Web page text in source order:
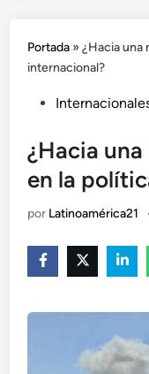
Portada »¿Hacia una
internacional?
Publicado
¿Hacia
en la
por Latinoamérica21